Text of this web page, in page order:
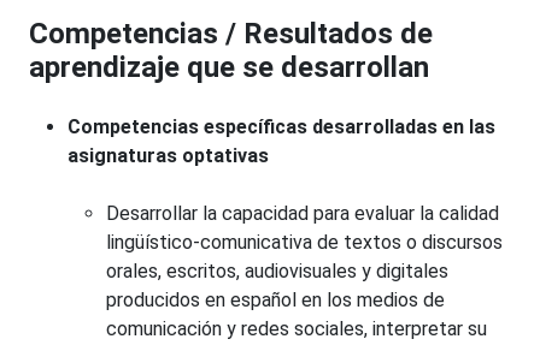
Competencias / Resultados de
aprendizaje que se desarrollan
Competencias específicas desarrolladas en las
asignaturas optativas
Desarrollar la capacidad para evaluar la calidad
lingüístico-comunicativa de textos o discursos
orales, escritos, audiovisuales y digitales
producidos en español en los medios de
comunicación y redes sociales, interpretar su